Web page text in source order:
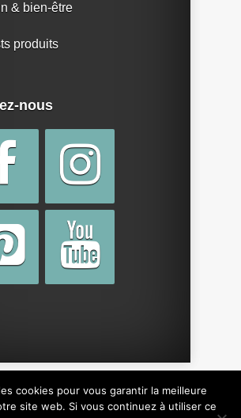
& bien-être
produits
nous
© 2015 parcotebebe.fr. Tous droits
cookies pour vous garantir la meilleure
site web. Si vous continuez à utiliser ce